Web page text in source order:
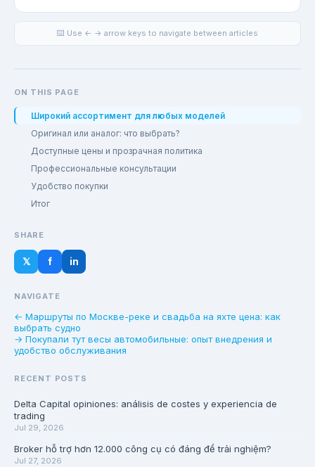
⌨️ Use ← → arrow keys to navigate between articles
ON THIS PAGE
Широкий ассортимент для любых моделей
Оригинал или аналог: что выбрать?
Доступные цены и прозрачная политика
Профессиональные консультации
Удобство покупки
Итог
SHARE
𝕏 f in
NAVIGATE
← Маршруты по Москве-реке и свадьба на яхте цена: как
выбрать судно
→ Покупали тут весы автомобильные: опыт внедрения и
удобство обслуживания
RECENT POSTS
Delta Capital opiniones: análisis de costes y experiencia de
trading
Jul 29, 2026
Broker hỗ trợ hơn 12.000 công cụ có đáng để trải nghiệm?
Jul 27, 2026